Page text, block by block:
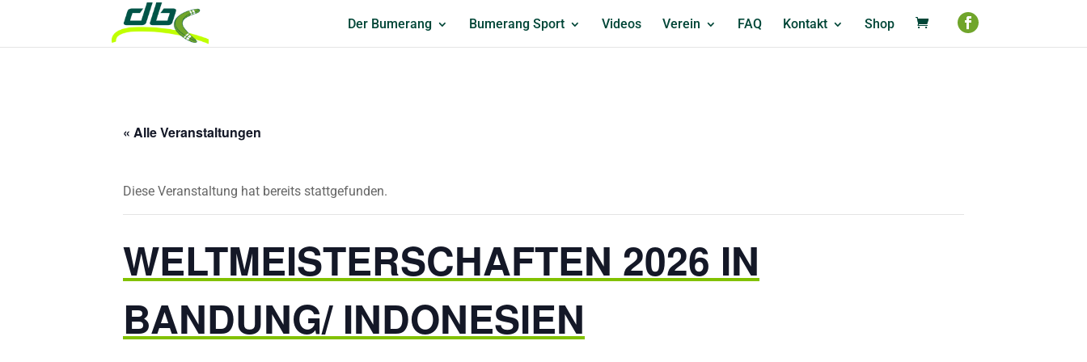
Der Bumerang Bumerang Sport Videos Verein FAQ Kontakt Shop
« Alle Veranstaltungen
Diese Veranstaltung hat bereits stattgefunden.
WELTMEISTERSCHAFTEN 2026 IN
BANDUNG/ INDONESIEN